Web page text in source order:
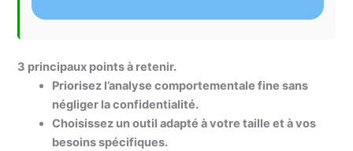
3 principaux points à retenir.
Priorisez l’analyse comportementale fine sans
négliger la confidentialité.
Choisissez un outil adapté à votre taille et à vos
besoins spécifiques.